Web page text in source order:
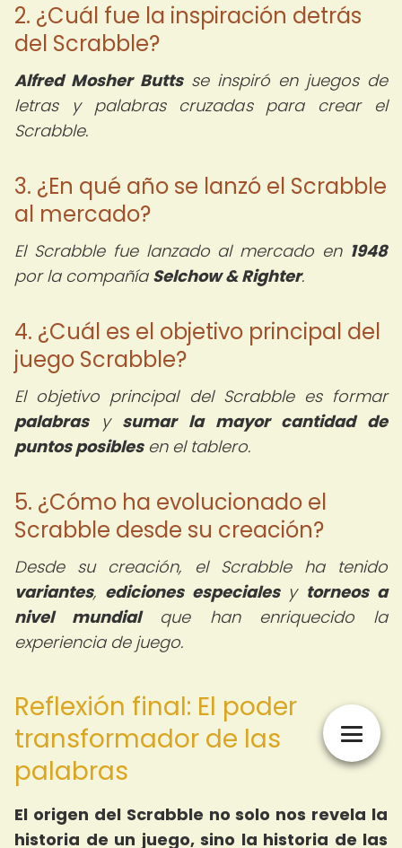
2. ¿Cuál fue la inspiración detrás
del Scrabble?
Alfred Mosher Buttsse inspiró en juegos de
letras y palabras cruzadas para crear el
Scrabble.
3. ¿En qué año se lanzó el Scrabble
al mercado?
El Scrabble fue lanzado al mercado en 1948
por la compañía Selchow & Righter.
4. ¿Cuál es el objetivo principal del
juego Scrabble?
El objetivo principal del Scrabble es formar
palabrasy sumar la mayor cantidad de
puntos posiblesen el tablero.
5. ¿Cómo ha evolucionado el
Scrabble desde su creación?
Desde su creación, el Scrabble ha tenido
variantes, ediciones especialesy torneos a
nivel mundialque han enriquecido la
experiencia de juego.
Reflexión final: El poder
transformador de las
palabras
El origen del Scrabble no solo nos revela la
historia de un juego, sino la historia de las